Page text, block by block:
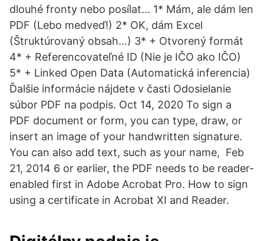
dlouhé fronty nebo posílat… 1* Mám, ale dám len
PDF (Lebo medveď!) 2* OK, dám Excel
(Štruktúrovaný obsah…) 3* + Otvorený formát
4* + Referencovateľné ID (Nie je IČO ako IČO)
5* + Linked Open Data (Automatická inferencia)
Ďalšie informácie nájdete v časti Odosielanie
súbor PDF na podpis. Oct 14, 2020 To sign a
PDF document or form, you can type, draw, or
insert an image of your handwritten signature.
You can also add text, such as your name, Feb
21, 2014 6 or earlier, the PDF needs to be reader-
enabled first in Adobe Acrobat Pro. How to sign
using a certificate in Acrobat XI and Reader.